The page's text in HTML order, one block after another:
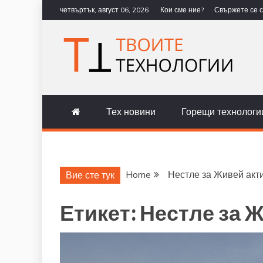
to
content
четвъртък, август 06, 2026 Кои сме ние? Свържете се
ТВОИТЕ
Тех новини Горещи
Вие сте тук Home Нестле за Живей
Етикет: Нестле за